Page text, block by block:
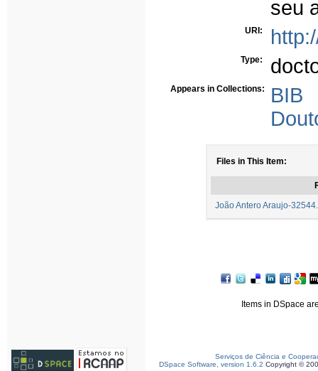
seu
URI:
Type:
Appears in Collections:
BIB
Files in This Item:
João Antero Araujo-
Items in DSpace
Serviços de Ciência e
DSpace Software, version 1.6.2 Copyright ©